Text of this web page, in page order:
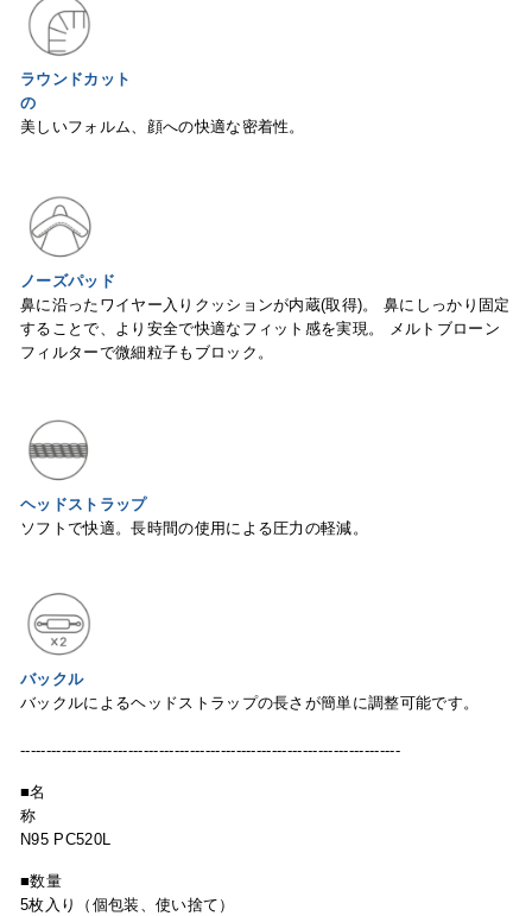
ラウンドカット
の
美しいフォルム、顔への快適な密着性。
ノーズパッド
鼻に沿ったワイヤー入りクッションが内蔵(取得)。 鼻にしっかり固定
することで、より安全で快適なフィット感を実現。 メルトブローン
フィルターで微細粒子もブロック。
ヘッドストラップ
ソフトで快適。⻑時間の使用による圧力の軽減。
バックル
バックルによるヘッドストラップの⻑さが簡単に調整可能です。
--------------------------------------------------------------------------
■名
N95 PC520L
■数量
5枚入り（個包装、使い捨て）